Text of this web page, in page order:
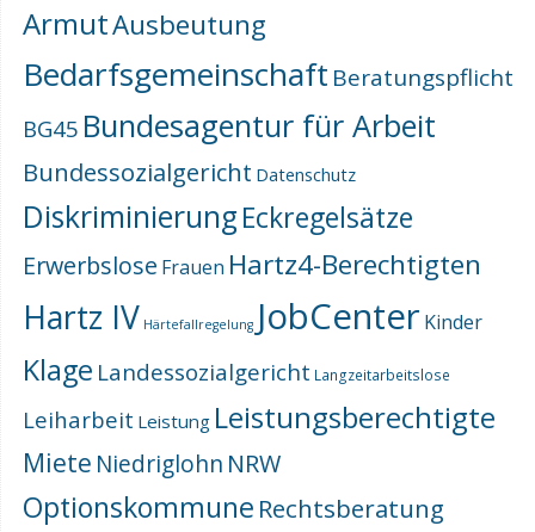
ArmutAusbeutung
Bedarfsgemeinschaft Beratungspflicht
BG45 Bundesagentur für Arbeit
Bundessozialgericht Datenschutz
DiskriminierungEckregelsätze
Erwerbslose Frauen Hartz4-Berechtigten
Hartz IV Härtefallregelung JobCenter Kinder
Klage Landessozialgericht Langzeitarbeitslose
Leiharbeit Leistung Leistungsberechtigte
Miete Niedriglohn NRW
Optionskommune Rechtsberatung